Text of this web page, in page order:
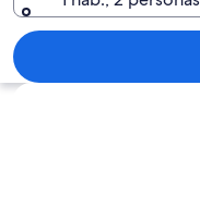
Explorar mapa